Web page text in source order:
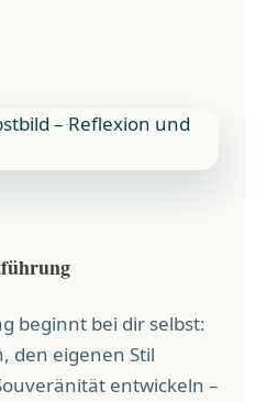
beginnt bei dir selbst:
den eigenen Stil
entwickeln –